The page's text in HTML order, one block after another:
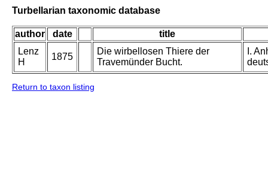
Turbellarian taxonomic database
author date
title
Lenz
H
1875
Die wirbellosen Thiere der
Travemünder Bucht.
I.
Return to taxon listing